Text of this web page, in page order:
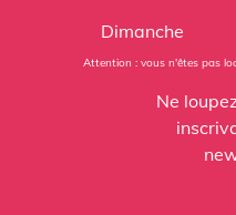
Dimanche
Attention : vous n'êtes pas
Ne